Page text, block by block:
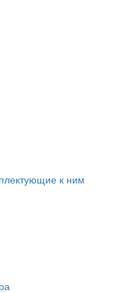
к ним